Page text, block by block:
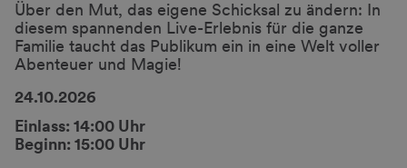
Über den Mut, das eigene Schicksal zu ändern: In
diesem spannenden Live-Erlebnis für die ganze
Familie taucht das Publikum ein in eine Welt voller
Abenteuer und Magie!
24.10.2026
Einlass: 14:00 Uhr
Beginn: 15:00 Uhr